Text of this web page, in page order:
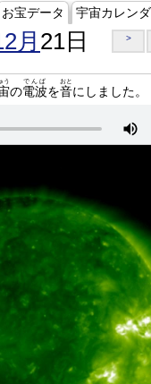
お宝データ 宇宙カレン
月 21日 >
う
の電波
でんぱ
を音
おと
にしました。